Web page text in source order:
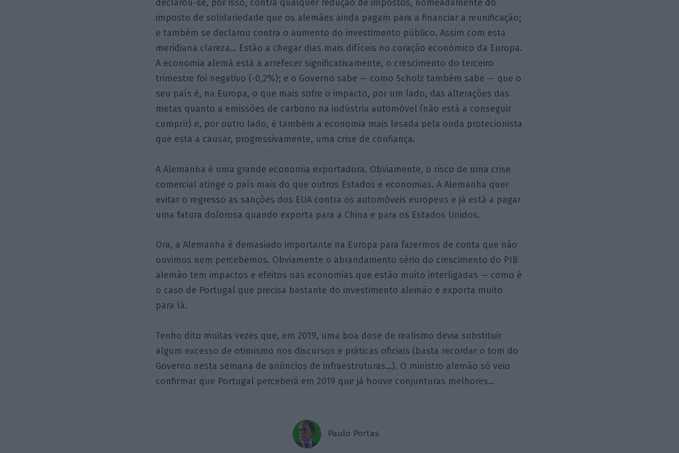
declarou-se, por isso, contra qualquer redução de impostos, nomeadamente do
imposto de solidariedade que os alemães ainda pagam para a financiar a reunificação;
e também se declarou contra o aumento do investimento público. Assim com esta
meridiana clareza… Estão a chegar dias mais difíceis no coração económico da Europa.
A economia alemã está a arrefecer significativamente, o crescimento do terceiro
trimestre foi negativo (-0,2%); e o Governo sabe — como Scholz também sabe — que o
seu país é, na Europa, o que mais sofre o impacto, por um lado, das alterações das
metas quanto a emissões de carbono na indústria automóvel (não está a conseguir
cumprir) e, por outro lado, é também a economia mais lesada pela onda protecionista
que esta a causar, progressivamente, uma crise de confiança.
A Alemanha é uma grande economia exportadora. Obviamente, o risco de uma crise
comercial atinge o país mais do que outros Estados e economias. A Alemanha quer
evitar o regresso as sanções dos EUA contra os automóveis europeus e já está a pagar
uma fatura dolorosa quando exporta para a China e para os Estados Unidos.
Ora, a Alemanha é demasiado importante na Europa para fazermos de conta que não
ouvimos nem percebemos. Obviamente o abrandamento sério do crescimento do PIB
alemão tem impactos e efeitos nas economias que estão muito interligadas — como é
o caso de Portugal que precisa bastante do investimento alemão e exporta muito
para lá.
Tenho dito muitas vezes que, em 2019, uma boa dose de realismo devia substituir
algum excesso de otimismo nos discursos e práticas oficiais (basta recordar o tom do
Governo nesta semana de anúncios de infraestruturas…). O ministro alemão só veio
confirmar que Portugal perceberá em 2019 que já houve conjunturas melhores…
Paulo Portas